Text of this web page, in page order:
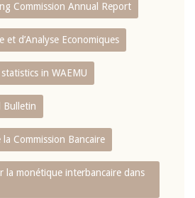
Commission Annual Report
et d’Analyse Economiques
in WAEMU
Bulletin
Commission Bancaire
la monétique interbancaire dans